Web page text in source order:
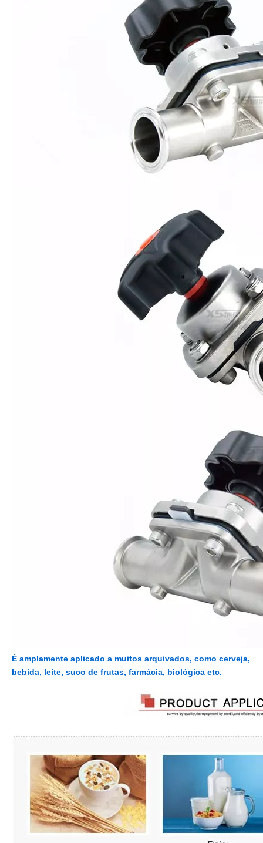
É amplamente aplicado a muitos arquivados, como cerveja,
bebida, leite, suco de frutas, farmácia, biológica etc.